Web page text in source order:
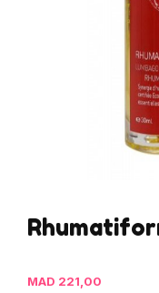
MAD 221,00